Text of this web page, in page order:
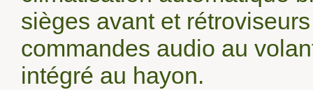
sièges avant et
commandes audio au
intégré au hayon.